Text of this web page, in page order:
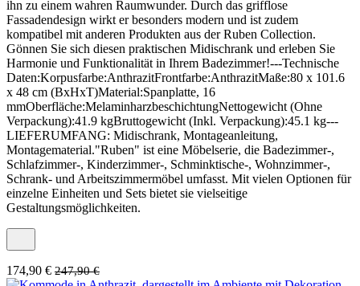
ihn zu einem wahren Raumwunder. Durch das grifflose
Fassadendesign wirkt er besonders modern und ist zudem
kompatibel mit anderen Produkten aus der Ruben Collection.
Gönnen Sie sich diesen praktischen Midischrank und erleben Sie
Harmonie und Funktionalität in Ihrem Badezimmer!---Technische
Daten:Korpusfarbe:AnthrazitFrontfarbe:AnthrazitMaße:80 x 101.6
x 48 cm (BxHxT)Material:Spanplatte, 16
mmOberfläche:MelaminharzbeschichtungNettogewicht (Ohne
Verpackung):41.9 kgBruttogewicht (Inkl. Verpackung):45.1 kg---
LIEFERUMFANG: Midischrank, Montageanleitung,
Montagematerial."Ruben" ist eine Möbelserie, die Badezimmer-,
Schlafzimmer-, Kinderzimmer-, Schminktische-, Wohnzimmer-,
Schrank- und Arbeitszimmermöbel umfasst. Mit vielen Optionen für
einzelne Einheiten und Sets bietet sie vielseitige
Gestaltungsmöglichkeiten.
174,90 € 247,90 €